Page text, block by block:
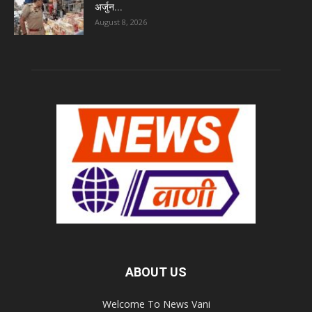
अर्जुन...
August 8, 2026
ABOUT US
Welcome To News Vani